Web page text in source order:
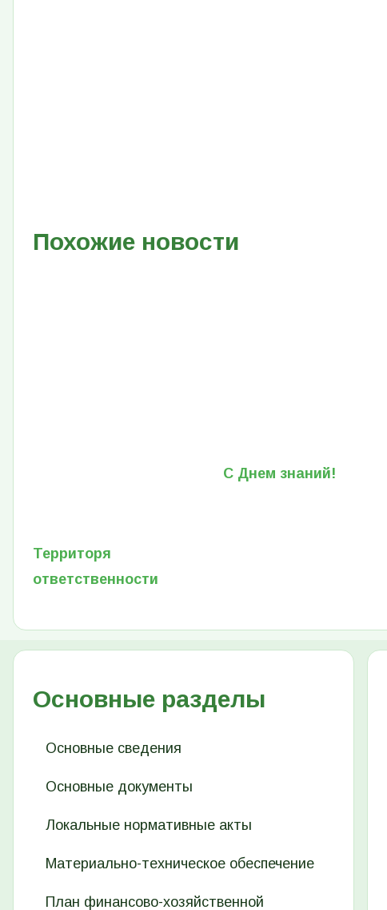
Похожие новости
Территоря
ответственности
С Днем знаний!
Основные разделы
Основные сведения
Основные документы
Локальные нормативные акты
Материально-техническое обеспечение
План финансово-хозяйственной